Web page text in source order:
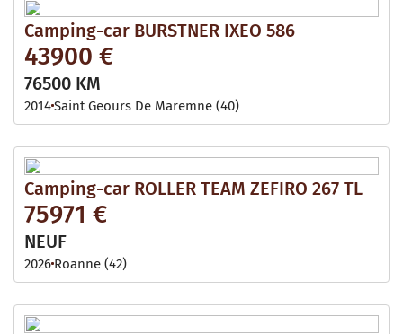
Camping-car BURSTNER IXEO 586
43900 €
76500 KM
2014Saint Geours De Maremne (40)
Camping-car ROLLER TEAM ZEFIRO 267 TL
75971 €
NEUF
2026 Roanne (42)